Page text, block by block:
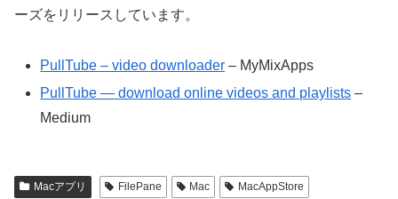
ーズをリリースしています。
PullTube – video downloader – MyMixApps
PullTube — download online videos and playlists –
Medium
Macアプリ FilePane Mac
MacAppStore